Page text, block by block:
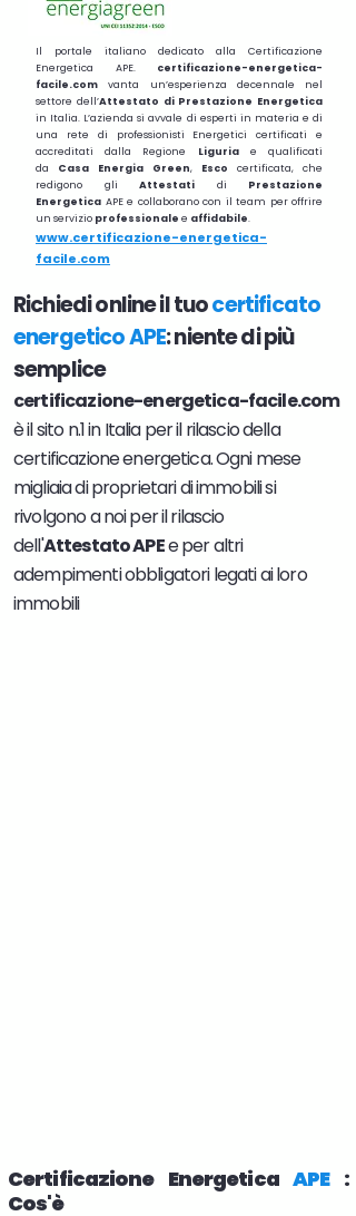
Il portale italiano dedicato alla Certificazione
Energetica APE. certificazione-energetica-
facile.com vanta un’esperienza decennale nel
settore dell’Attestato di Prestazione Energetica
in Italia. L’azienda si avvale di esperti in materia e di
una rete di professionisti Energetici certificati e
accreditati dalla Regione
Liguria e qualificati
da Casa Energia Green, Esco certificata, che
redigono gli Attestati di Prestazione
Energetica APE e collaborano con il team per offrire
un servizio professionale e affidabile.
www.certificazione-energetica-
facile.com
Richiedi online il tuocertificato
energetico APE: niente di più
semplice
certificazione-energetica-facile.com
è il sito n.1 in Italia per il rilascio della
certificazione energetica. Ogni mese
migliaia di proprietari di immobili si
rivolgono a noi per il rilascio
dell'Attestato APEe per altri
adempimenti obbligatori legati ai loro
immobili
Certificazione EnergeticaAPE:
Cos'è